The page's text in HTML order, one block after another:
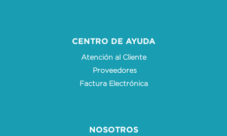
CENTRO DE AYUDA
Atención al Cliente
Proveedores
Factura Electrónica
NOSOTROS